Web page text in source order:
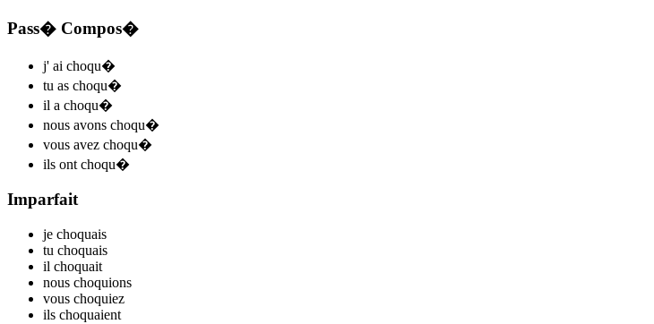
Pass� Compos�
j' ai choqu�
tu as choqu�
il a choqu�
nous avons choqu�
vous avez choqu�
ils ont choqu�
Imparfait
je choquais
tu choquais
il choquait
nous choquions
vous choquiez
ils choquaient